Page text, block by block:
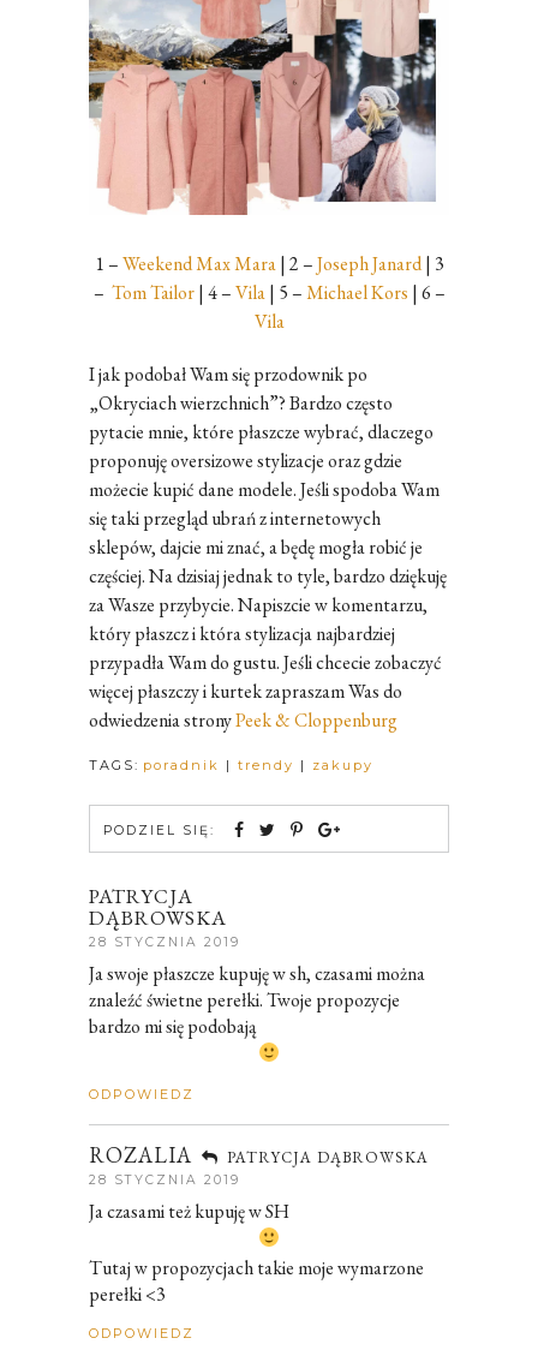
1 –Weekend Max Mara| 2 –Joseph Janard| 3
– Tom Tailor| 4 –Vila| 5 –Michael Kors | 6 –
Vila
I jak podobał Wam się przodownik po
„Okryciach wierzchnich”? Bardzo często
pytacie mnie, które płaszcze wybrać, dlaczego
proponuję oversizowe stylizacje oraz gdzie
możecie kupić dane modele. Jeśli spodoba Wam
się taki przegląd ubrań z internetowych
sklepów, dajcie mi znać, a będę mogła robić je
częściej. Na dzisiaj jednak to tyle, bardzo dziękuję
za Wasze przybycie. Napiszcie w komentarzu,
który płaszcz i która stylizacja najbardziej
przypadła Wam do gustu. Jeśli chcecie zobaczyć
więcej płaszczy i kurtek zapraszam Was do
odwiedzenia stronyPeek & Cloppenburg
TAGS: poradnik | trendy | zakupy
PODZIEL SIĘ:
PATRYCJA
DĄBROWSKA
28 STYCZNIA 2019
Ja swoje płaszcze kupuję w sh, czasami można
znaleźć świetne perełki. Twoje propozycje
bardzo mi się podobają
ODPOWIEDZ
ROZALIA PATRYCJA DĄBROWSKA
28 STYCZNIA 2019
Ja czasami też kupuję w SH
Tutaj w propozycjach takie moje wymarzone
perełki <3
ODPOWIEDZ